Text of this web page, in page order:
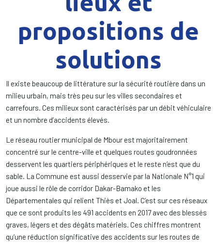
propositions de
solutions
Il existe beaucoup de littérature sur la sécurité routière dans un
milieu urbain, mais très peu sur les villes secondaires et
carrefours. Ces milieux sont caractérisés par un débit véhiculaire
et un nombre d’accidents élevés.
Le réseau routier municipal de Mbour est majoritairement
concentré sur le centre-ville et quelques routes goudronnées
desservent les quartiers périphériques et le reste n’est que du
sable. La Commune est aussi desservie par la Nationale N°1 qui
joue aussi le rôle de corridor Dakar-Bamako et les
Départementales qui relient Thiès et Joal. C’est sur ces réseaux
que ce sont produits les 491 accidents en 2017 avec des blessés
graves, légers et des dégâts matériels. Ces chiffres montrent
qu’une réduction significative des accidents sur les routes de